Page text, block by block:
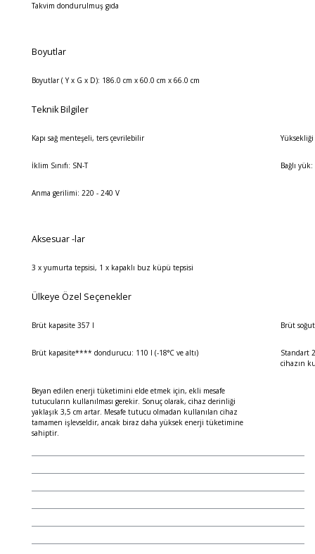
Takvim dondurulmuş gıda
Boyutlar
Boyutlar ( Y x G x D): 186.0 cm x 60.0 cm x 66.0 cm
Teknik Bilgiler
Kapı sağ menteşeli, ters çevrilebilir
İklim Sınıfı: SN-T Bağlı
Anma gerilimi: 220 - 240 V
Aksesuar -lar
3 x yumurta tepsisi, 1 x kapaklı buz küpü tepsisi
Ülkeye Özel Seçenekler
Brüt kapasite 357 l Brüt
Brüt kapasite**** dondurucu: 110 l (-18°C ve altı)
Standart
cihazın
Beyan edilen enerji tüketimini elde etmek için, ekli mesafe
tutucuların kullanılması gerekir. Sonuç olarak, cihaz derinliği
yaklaşık 3,5 cm artar. Mesafe tutucu olmadan kullanılan cihaz
tamamen işlevseldir, ancak biraz daha yüksek enerji tüketimine
sahiptir.